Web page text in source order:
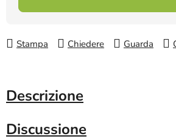
Stampa Chiedere Guarda
Descrizione
Discussione